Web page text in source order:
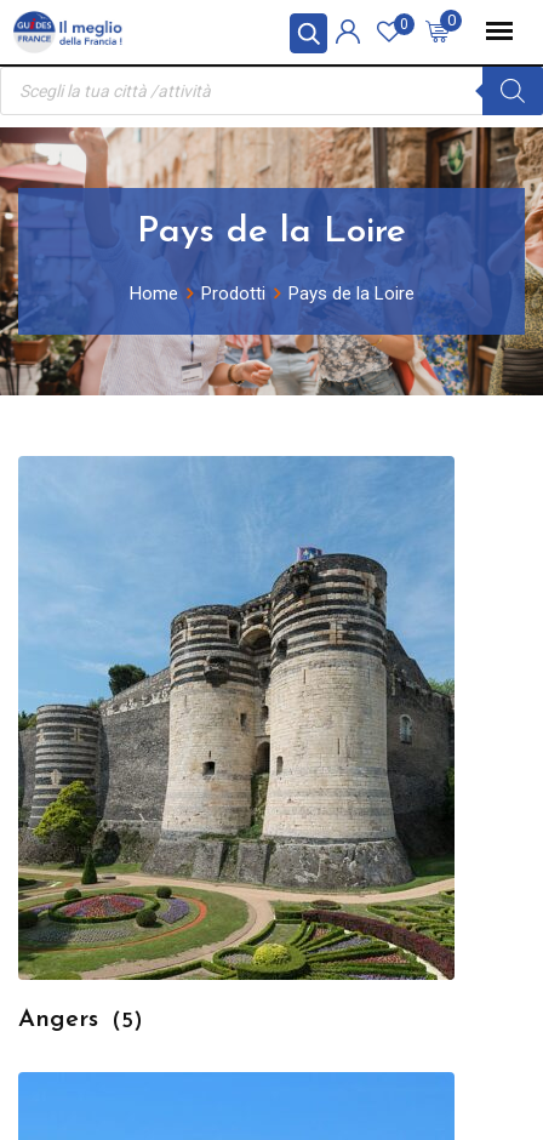
Pannello di gestione dei cookies
Skip
content
0
0
Ricerca
prodotti
Pays de la Loire
Home Prodotti Pays de la Loire
Angers (5)